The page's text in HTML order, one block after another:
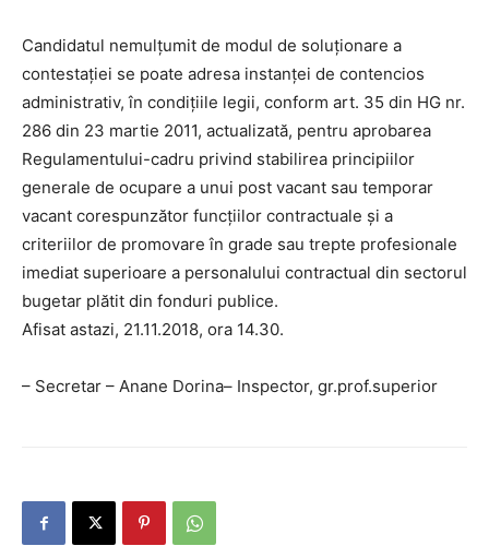
Candidatul nemulţumit de modul de soluţionare a
contestaţiei se poate adresa instanţei de contencios
administrativ, în condiţiile legii, conform art. 35 din HG nr.
286 din 23 martie 2011, actualizată, pentru aprobarea
Regulamentului-cadru privind stabilirea principiilor
generale de ocupare a unui post vacant sau temporar
vacant corespunzător funcţiilor contractuale şi a
criteriilor de promovare în grade sau trepte profesionale
imediat superioare a personalului contractual din sectorul
bugetar plătit din fonduri publice.
Afisat astazi, 21.11.2018, ora 14.30.
– Secretar – Anane Dorina– Inspector, gr.prof.superior